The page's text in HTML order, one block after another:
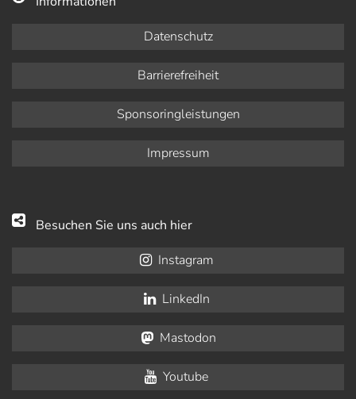
Datenschutz
Barrierefreiheit
Sponsoringleistungen
Impressum
Besuchen Sie uns auch hier
Instagram
LinkedIn
Mastodon
Youtube